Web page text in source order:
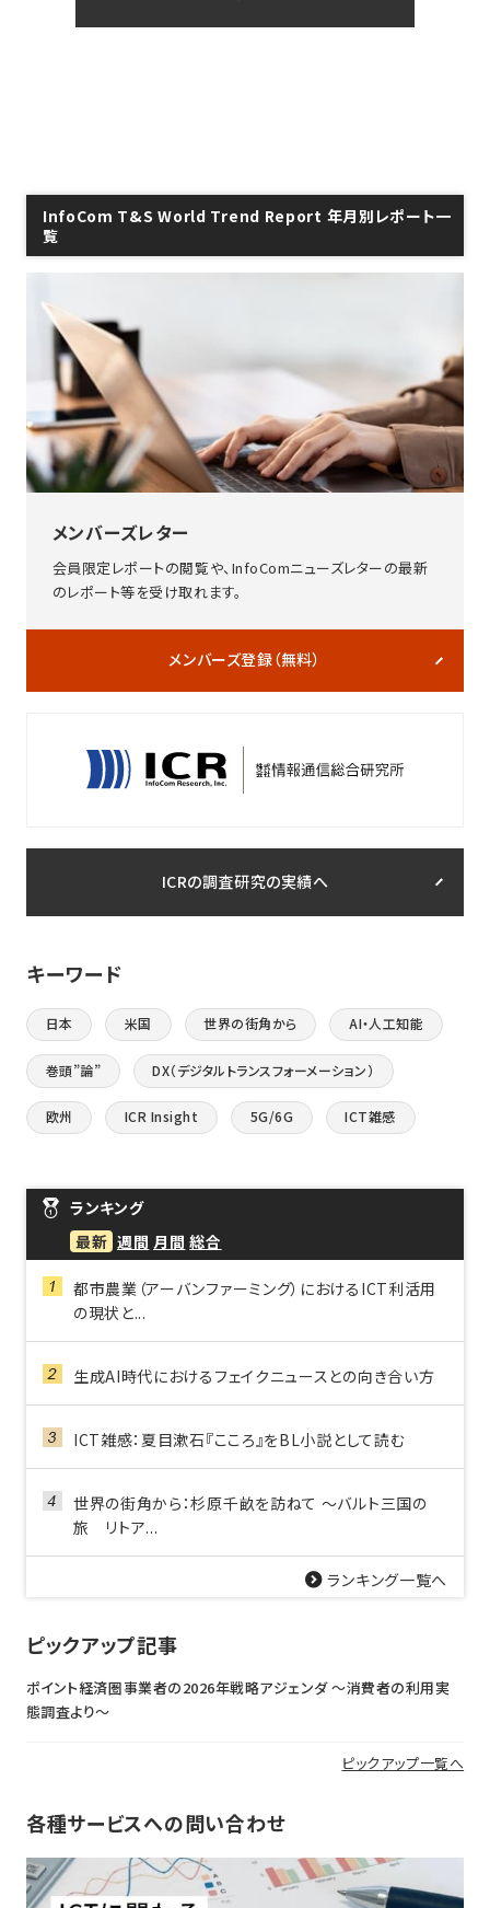
InfoCom T&S World Trend Report 年月別レポート一
覧
メンバーズレター
会員限定レポートの閲覧や、InfoComニューズレターの最新
のレポート等を受け取れます。
メンバーズ登録（無料）
ICRの調査研究の実績へ
キーワード
日本 米国 世界の街角から AI・人工知能
巻頭”論” DX（デジタルトランスフォーメーション）
欧州 ICR Insight 5G/6G ICT雑感
ランキング
最新 週間 月間 総合
都市農業（アーバンファーミング）におけるICT利活用
の現状と...
生成AI時代におけるフェイクニュースとの向き合い方
ICT雑感：夏目漱石『こころ』をBL小説として読む
世界の街角から：杉原千畝を訪ねて ～バルト三国の
旅 リトア...
ランキング一覧へ
ピックアップ記事
ポイント経済圏事業者の2026年戦略アジェンダ 〜消費者の利用実
態調査より〜
ピックアップ一覧へ
各種サービスへの問い合わせ